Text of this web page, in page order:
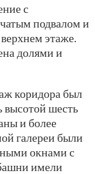
с
подвалом и
этаже.
долями и
коридора был
высотой шесть
и более
галереи были
окнами с
имели